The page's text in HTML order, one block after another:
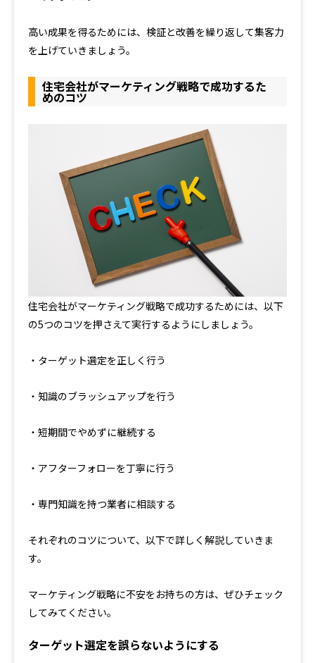
高い成果を得るためには、検証と改善を繰り返して集客力
を上げていきましょう。
住宅会社がマーケティング戦略で成功するた
めのコツ
住宅会社がマーケティング戦略で成功するためには、以下
の5つのコツを押さえて実行するようにしましょう。
・ターゲット選定を正しく行う
・知識のブラッシュアップを行う
・短期間でやめずに継続する
・アフターフォローを丁寧に行う
・専門知識を持つ業者に相談する
それぞれのコツについて、以下で詳しく解説していきま
す。
マーケティング戦略に不安をお持ちの方は、ぜひチェック
してみてください。
ターゲット選定を誤らないようにする